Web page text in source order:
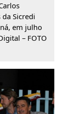
Sicredi
em julho
– FOTO